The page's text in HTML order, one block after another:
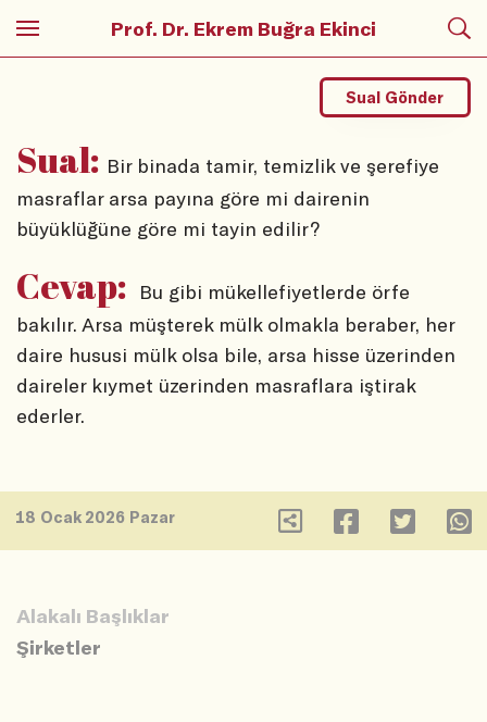
Prof. Dr. Ekrem Buğra Ekinci
Sual: Bir binada tamir, temizlik ve şerefiye
masraflar arsa payına göre mi dairenin
büyüklüğüne göre mi tayin edilir?
Sual Gönder
Cevap:
Bu gibi mükellefiyetlerde örfe
bakılır. Arsa müşterek mülk olmakla beraber, her
daire hususi mülk olsa bile, arsa hisse üzerinden
daireler kıymet üzerinden masraflara iştirak
ederler.
18 Ocak 2026 Pazar
Alakalı Başlıklar
Şirketler